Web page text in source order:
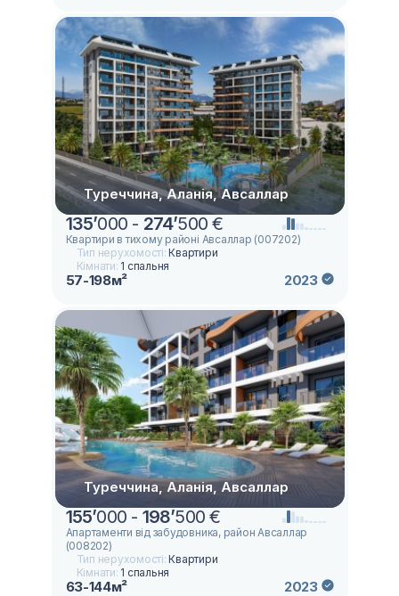
Туреччина, Аланія, Авсаллар
135’000 - 274’500 €
Квартири в тихому районі Авсаллар (007202)
Тип нерухомості:Квартири
Кімнати: 1 спальня
57-198м² 2023
Туреччина, Аланія, Авсаллар
155’000 - 198’500 €
Апартаменти від забудовника, район Авсаллар
(008202)
Тип нерухомості:Квартири
Кімнати: 1 спальня
63-144м² 2023